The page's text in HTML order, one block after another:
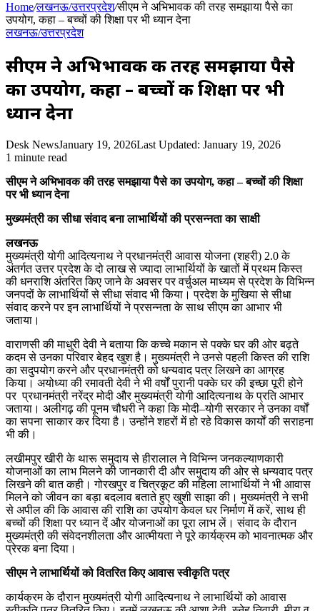
Home/लखनऊ/उत्तरप्रदेश/सीएम ने अभिभावक की तरह समझाया पैसे का
उपयोग, कहा – बच्चों की शिक्षा पर भी ध्यान देना
लखनऊ/उत्तरप्रदेश
सीएम ने अभिभावक की तरह समझाया पैसे
का उपयोग, कहा – बच्चों की शिक्षा पर भी
ध्यान देना
Desk NewsJanuary 19, 2026Last Updated: January 19, 2026
1 minute read
सीएम ने अभिभावक की तरह समझाया पैसे का उपयोग, कहा – बच्चों की शिक्षा
पर भी ध्यान देना
मुख्यमंत्री का सीधा संवाद बना लाभार्थियों की प्रसन्नता का साक्षी
लखनऊ
मुख्यमंत्री योगी आदित्यनाथ ने प्रधानमंत्री आवास योजना (शहरी) 2.0 के
अंतर्गत उत्तर प्रदेश के दो लाख से ज्यादा लाभार्थियों के खातों में प्रथम किस्त
की धनराशि अंतरित किए जाने के अवसर पर वर्चुअल माध्यम से प्रदेश के विभिन्न
जनपदों के लाभार्थियों से सीधा संवाद भी किया। प्रदेश के मुखिया से सीधा
संवाद करने पर इन लाभार्थियों ने प्रसन्नता के साथ सीएम का आभार भी
जताया।
वाराणसी की माधुरी देवी ने बताया कि कच्चे मकान से पक्के घर की ओर बढ़ते
कदम से उनका परिवार बेहद खुश है। मुख्यमंत्री ने उनसे पहली किस्त की राशि
का सदुपयोग करने और प्रधानमंत्री को धन्यवाद पत्र लिखने का आग्रह
किया। अयोध्या की रमावती देवी ने भी वर्षों पुरानी पक्के घर की इच्छा पूरी होने
पर प्रधानमंत्री नरेंद्र मोदी और मुख्यमंत्री योगी आदित्यनाथ के प्रति आभार
जताया। अलीगढ़ की पूनम चौधरी ने कहा कि मोदी–योगी सरकार ने उनका वर्षों
का सपना साकार कर दिया है। उन्होंने शहरों में हो रहे विकास कार्यों की सराहना
भी की।
लखीमपुर खीरी के थारू समुदाय से हीरालाल ने विभिन्न जनकल्याणकारी
योजनाओं का लाभ मिलने की जानकारी दी और समुदाय की ओर से धन्यवाद पत्र
लिखने की बात कही। गोरखपुर व चित्रकूट की महिला लाभार्थियों ने भी आवास
मिलने को जीवन का बड़ा बदलाव बताते हुए खुशी साझा की। मुख्यमंत्री ने सभी
से अपील की कि आवास की राशि का उपयोग केवल घर निर्माण में करें, साथ ही
बच्चों की शिक्षा पर ध्यान दें और योजनाओं का पूरा लाभ लें। संवाद के दौरान
मुख्यमंत्री की संवेदनशीलता और आत्मीयता ने पूरे कार्यक्रम को भावनात्मक और
प्रेरक बना दिया।
सीएम ने लाभार्थियों को वितरित किए आवास स्वीकृति पत्र
कार्यक्रम के दौरान मुख्यमंत्री योगी आदित्यनाथ ने लाभार्थियों को आवास